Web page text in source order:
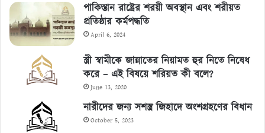
পাকিস্তান রাষ্ট্রের শরয়ী অবস্থান এবং শরীয়ত
প্রতিষ্ঠার কর্মপদ্ধতি
April 6, 2024
স্ত্রী স্বামীকে জান্নাতের নিয়ামত হুর নিতে নিষেধ
করে – এই বিষয়ে শরিয়ত কী বলে?
June 13, 2020
নারীদের জন্য সশস্ত্র জিহাদে অংশগ্রহণের বিধান
October 5, 2023